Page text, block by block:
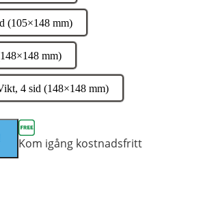
Kom igång kostnadsfritt